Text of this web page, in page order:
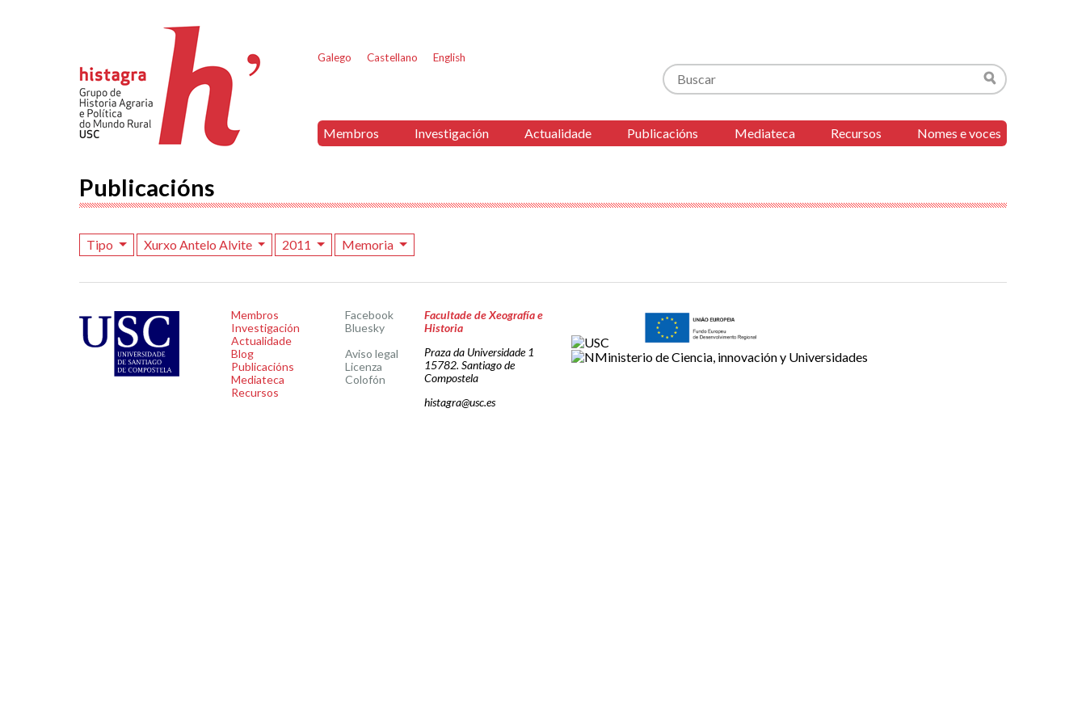
Galego Castellano English
Buscar
Buscar
Membros Investigación Actualidade Publicacións Mediateca Recursos Nomes e voces
Publicacións
Tipo Xurxo Antelo Alvite 2011 Memoria
Membros
Investigación
Actualidade
Blog
Publicacións
Mediateca
Recursos
Facebook
Bluesky
Aviso legal
Licenza
Colofón
Facultade de Xeografía e
Historia
Praza da Universidade 1
15782. Santiago de
Compostela
histagra@usc.es